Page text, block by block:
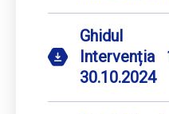
Ghidul
30.10.2024